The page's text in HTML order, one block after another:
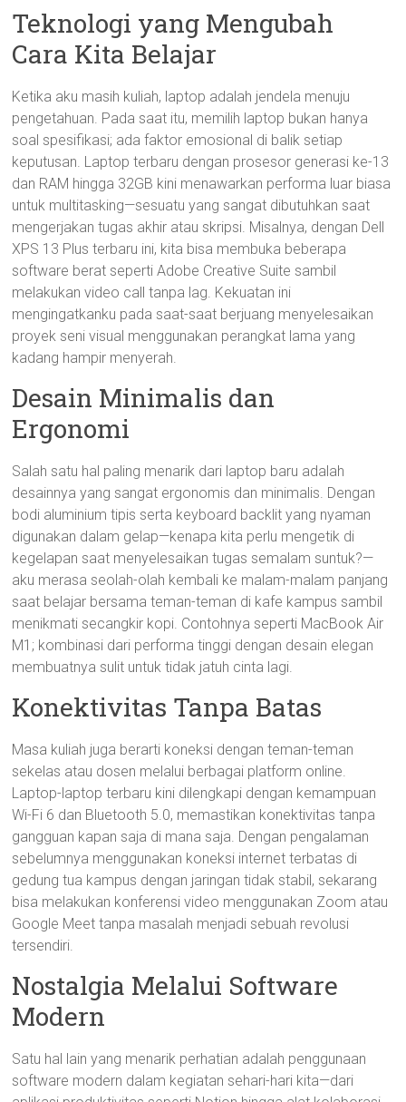
Teknologi yang Mengubah
Cara Kita Belajar
Ketika aku masih kuliah, laptop adalah jendela menuju
pengetahuan. Pada saat itu, memilih laptop bukan hanya
soal spesifikasi; ada faktor emosional di balik setiap
keputusan. Laptop terbaru dengan prosesor generasi ke-13
dan RAM hingga 32GB kini menawarkan performa luar biasa
untuk multitasking—sesuatu yang sangat dibutuhkan saat
mengerjakan tugas akhir atau skripsi. Misalnya, dengan Dell
XPS 13 Plus terbaru ini, kita bisa membuka beberapa
software berat seperti Adobe Creative Suite sambil
melakukan video call tanpa lag. Kekuatan ini
mengingatkanku pada saat-saat berjuang menyelesaikan
proyek seni visual menggunakan perangkat lama yang
kadang hampir menyerah.
Desain Minimalis dan
Ergonomi
Salah satu hal paling menarik dari laptop baru adalah
desainnya yang sangat ergonomis dan minimalis. Dengan
bodi aluminium tipis serta keyboard backlit yang nyaman
digunakan dalam gelap—kenapa kita perlu mengetik di
kegelapan saat menyelesaikan tugas semalam suntuk?—
aku merasa seolah-olah kembali ke malam-malam panjang
saat belajar bersama teman-teman di kafe kampus sambil
menikmati secangkir kopi. Contohnya seperti MacBook Air
M1; kombinasi dari performa tinggi dengan desain elegan
membuatnya sulit untuk tidak jatuh cinta lagi.
Konektivitas Tanpa Batas
Masa kuliah juga berarti koneksi dengan teman-teman
sekelas atau dosen melalui berbagai platform online.
Laptop-laptop terbaru kini dilengkapi dengan kemampuan
Wi-Fi 6 dan Bluetooth 5.0, memastikan konektivitas tanpa
gangguan kapan saja di mana saja. Dengan pengalaman
sebelumnya menggunakan koneksi internet terbatas di
gedung tua kampus dengan jaringan tidak stabil, sekarang
bisa melakukan konferensi video menggunakan Zoom atau
Google Meet tanpa masalah menjadi sebuah revolusi
tersendiri.
Nostalgia Melalui Software
Modern
Satu hal lain yang menarik perhatian adalah penggunaan
software modern dalam kegiatan sehari-hari kita—dari